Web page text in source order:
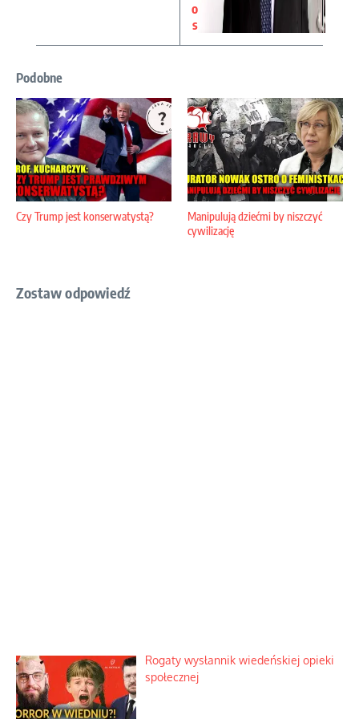
o
s
Podobne
Czy Trump jest konserwatystą?
Manipulują dziećmi by niszczyć
cywilizację
Zostaw odpowiedź
Rogaty wysłannik wiedeńskiej opieki
społecznej